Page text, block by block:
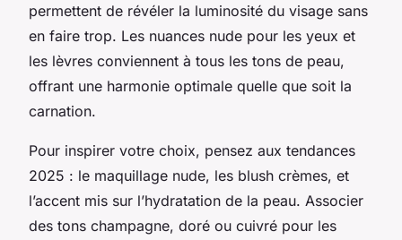
permettent de révéler la luminosité du visage sans
en faire trop. Les nuances nude pour les yeux et
les lèvres conviennent à tous les tons de peau,
offrant une harmonie optimale quelle que soit la
carnation.
Pour inspirer votre choix, pensez aux tendances
2025 : le maquillage nude, les blush crèmes, et
l’accent mis sur l’hydratation de la peau. Associer
des tons champagne, doré ou cuivré pour les